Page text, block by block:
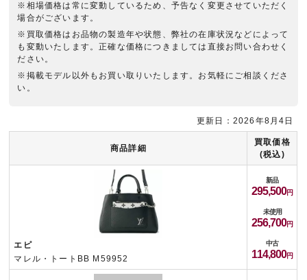
※相場価格は常に変動しているため、予告なく変更させていただく
場合がございます。
※買取価格はお品物の製造年や状態、弊社の在庫状況などによって
も変動いたします。正確な価格につきましては直接お問い合わせく
ださい。
※掲載モデル以外もお買い取りいたします。お気軽にご相談くださ
い。
商品詳細
買取価格
(税込)
エピ
マレル・トートBB M59952
新品
295,500
未使用
256,700
中古
114,800
更新日：2026年8月4日